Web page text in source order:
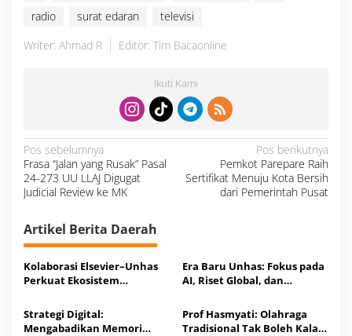
radio
surat edaran
televisi
Writer: Ahmad R
Editor: Tim Bacaonline
Ikuti Kami
N
a
v
i
g
a
s
o
s
Pos sebelumnya
Frasa “Jalan yang Rusak” Pasal
24-273 UU LLAJ Digugat
Judicial Review ke MK
Pos berikutnya
Pemkot Parepare Raih
Sertifikat Menuju Kota Bersih
dari Pemerintah Pusat
Artikel Berita Daerah
Kolaborasi Elsevier–Unhas
Perkuat Ekosistem
Berdampak
Era Baru Unhas: Fokus pada
AI, Riset Global, dan
Strategi Digital:
Mengabadikan Memori
Prof Hasmyati: Olahraga
Tradisional Tak Boleh Kalah